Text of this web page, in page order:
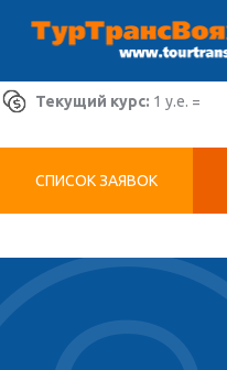
Текущий курс: 1 у.е. =
СПИСОК ЗАЯВОК